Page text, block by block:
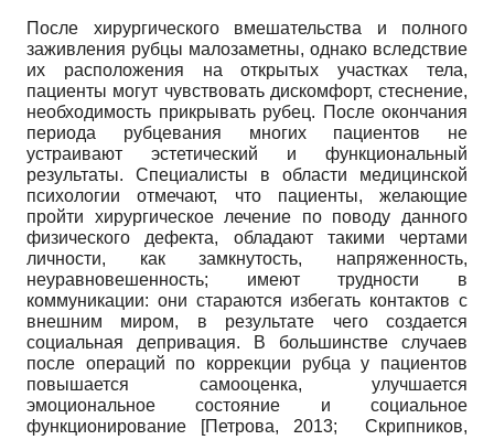
После хирургического вмешательства и полного
заживления рубцы малозаметны, однако вследствие
их расположения на открытых участках тела,
пациенты могут чувствовать дискомфорт, стеснение,
необходимость прикрывать рубец. После окончания
периода рубцевания многих пациентов не
устраивают эстетический и функциональный
результаты. Специалисты в области медицинской
психологии отмечают, что пациенты, желающие
пройти хирургическое лечение по поводу данного
физического дефекта, обладают такими чертами
личности, как замкнутость, напряженность,
неуравновешенность; имеют трудности в
коммуникации: они стараются избегать контактов с
внешним миром, в результате чего создается
социальная депривация. В большинстве случаев
после операций по коррекции рубца у пациентов
повышается самооценка, улучшается
эмоциональное состояние и социальное
функционирование
[Петрова, 2013;
Скрипников,